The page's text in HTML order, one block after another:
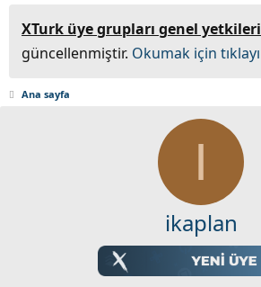
XTurk üye grupları genel yetkileri
güncellenmiştir. Okumak için
Ana sayfa
I
ikaplan